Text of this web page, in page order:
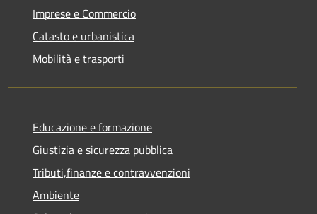
Imprese e Commercio
Catasto e urbanistica
Mobilità e trasporti
Educazione e formazione
Giustizia e sicurezza pubblica
Tributi,finanze e contravvenzioni
Ambiente